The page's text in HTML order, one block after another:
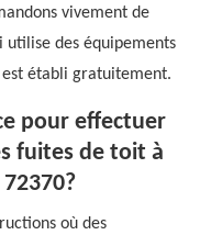
vivement de
utilise des équipements
est établi gratuitement.
pour effectuer
fuites de toit à
où des